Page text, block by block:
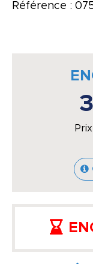
Référence :